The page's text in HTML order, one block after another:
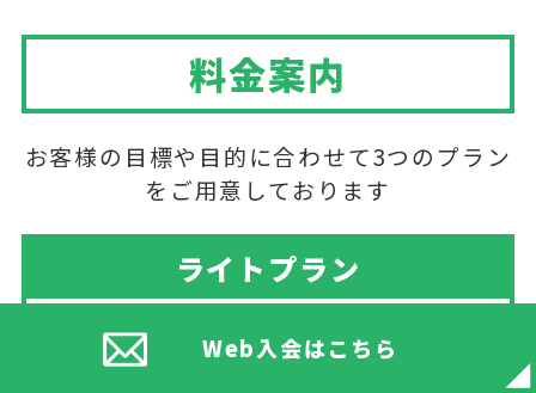
料金案内
お客様の目標や目的に合わせて3つのプラン
をご用意しております
ライトプラン
6,980円/月
Web入会はこちら